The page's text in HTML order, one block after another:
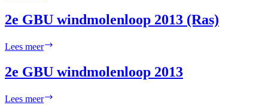
Run
2013
2e GBU windmolenloop 2013 (Ras)
Lees meer
windmolenloop
2013
2e GBU windmolenloop 2013
Lees meer